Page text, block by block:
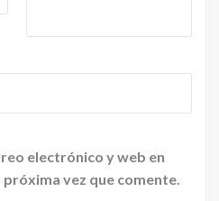
electrónico y web en
vez que comente.